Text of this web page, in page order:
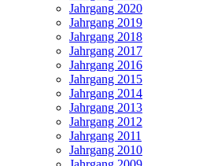
Jahrgang 2020
Jahrgang 2019
Jahrgang 2018
Jahrgang 2017
Jahrgang 2016
Jahrgang 2015
Jahrgang 2014
Jahrgang 2013
Jahrgang 2012
Jahrgang 2011
Jahrgang 2010